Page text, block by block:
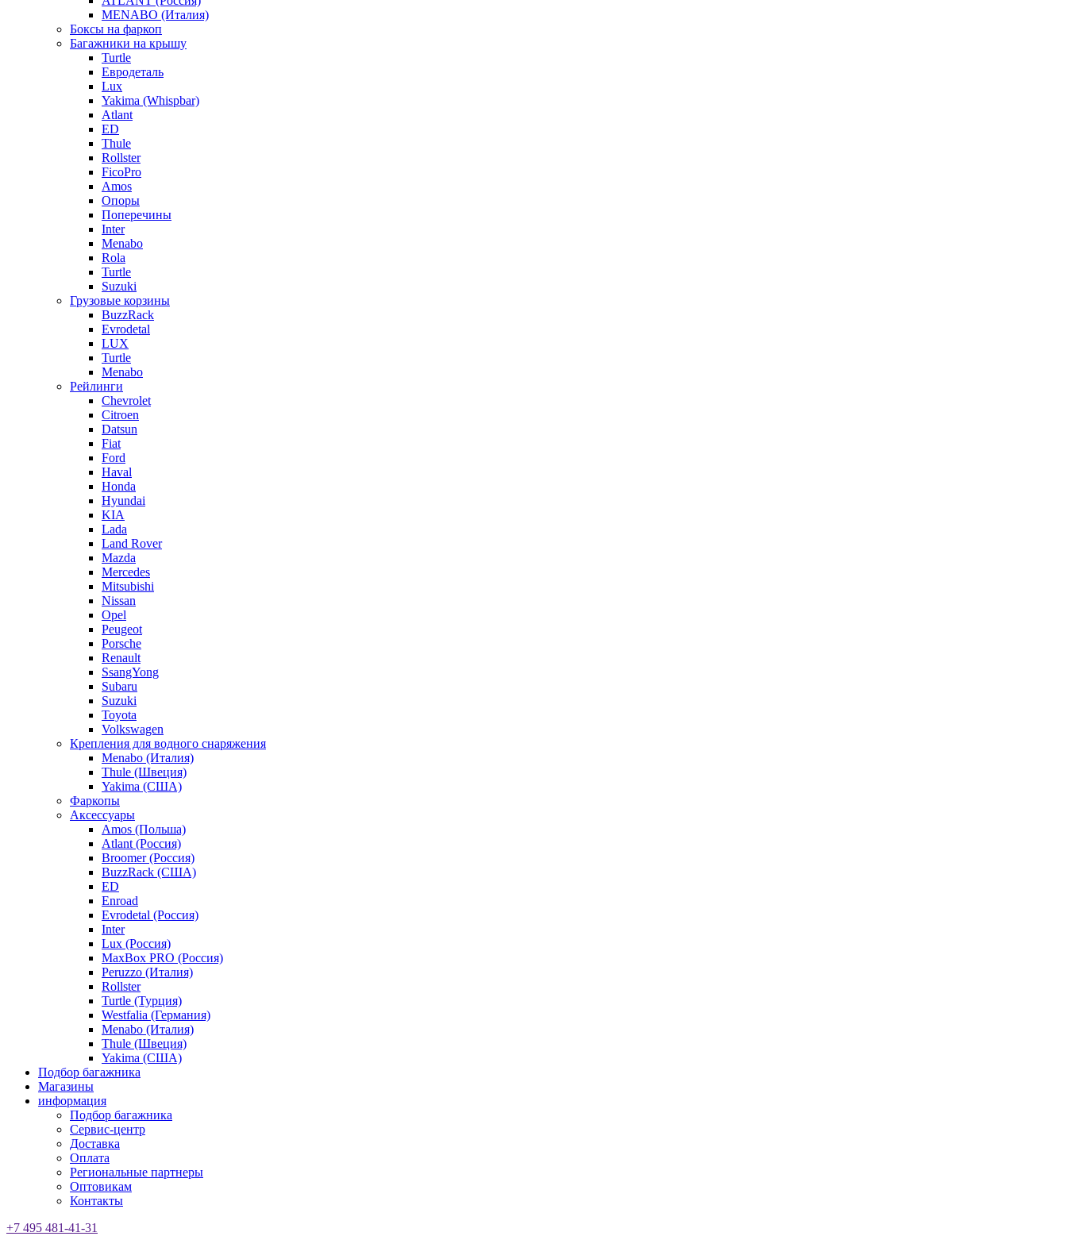
MENABO (Италия)
Боксы на фаркоп
Багажники на крышу
Turtle
Евродеталь
Lux
Yakima (Whispbar)
Atlant
ED
Thule
Rollster
FicoPro
Amos
Опоры
Поперечины
Inter
Menabo
Rola
Turtle
Suzuki
Грузовые корзины
BuzzRack
Evrodetal
LUX
Turtle
Menabo
Рейлинги
Chevrolet
Citroen
Datsun
Fiat
Ford
Haval
Honda
Hyundai
KIA
Lada
Land Rover
Mazda
Mercedes
Mitsubishi
Nissan
Opel
Peugeot
Porsche
Renault
SsangYong
Subaru
Suzuki
Toyota
Volkswagen
Крепления для водного снаряжения
Menabo (Италия)
Thule (Швеция)
Yakima (США)
Фаркопы
Аксессуары
Amos (Польша)
Atlant (Россия)
Broomer (Россия)
BuzzRack (США)
ED
Enroad
Evrodetal (Россия)
Inter
Lux (Россия)
MaxBox PRO (Россия)
Peruzzo (Италия)
Rollster
Turtle (Турция)
Westfalia (Германия)
Menabo (Италия)
Thule (Швеция)
Yakima (США)
Подбор багажника
Магазины
информация
Подбор багажника
Сервис-центр
Доставка
Оплата
Региональные партнеры
Оптовикам
Контакты
+7 495 481-41-31